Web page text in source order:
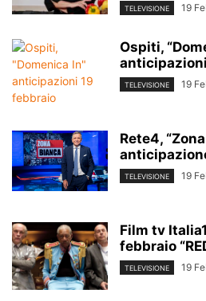
TELEVISIONE 19
Ospiti,
TELEVISIONE 19
Rete4,
TELEVISIONE 19
Film tv
febbraio
TELEVISIONE 19